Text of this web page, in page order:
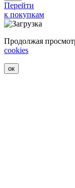
Перейти
к покупкам
Продолжая
cookies
ок